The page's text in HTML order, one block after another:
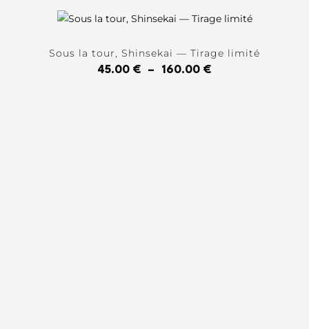
Sous la tour, Shinsekai — Tirage limité
45.00 € – 160.00 €